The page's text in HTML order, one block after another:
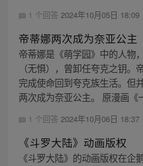
1 个回答 2024年10月05日 18:09
帝蒂娜两次成为奈亚公主
帝蒂娜是《萌学园》中的人物
（无惧），曾卸任夸克之钥
完成使命回到夸克族生活。但
两次成为奈亚公主。 原漫画《
1 个回答 2024年10月06日 18:37
《斗罗大陆》动画版权
《斗罗大陆》的动画版权在企